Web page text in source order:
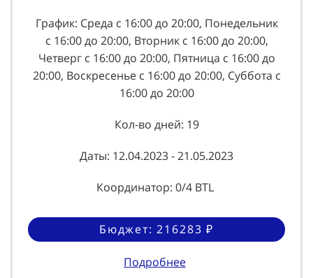
График: Среда с 16:00 до 20:00, Понедельник
с 16:00 до 20:00, Вторник с 16:00 до 20:00,
Четверг с 16:00 до 20:00, Пятница с 16:00 до
20:00, Воскресенье с 16:00 до 20:00, Суббота с
16:00 до 20:00
Кол-во дней: 19
Даты: 12.04.2023 - 21.05.2023
Координатор: 0/4 BTL
Бюджет: 216283 ₽
Подробнее